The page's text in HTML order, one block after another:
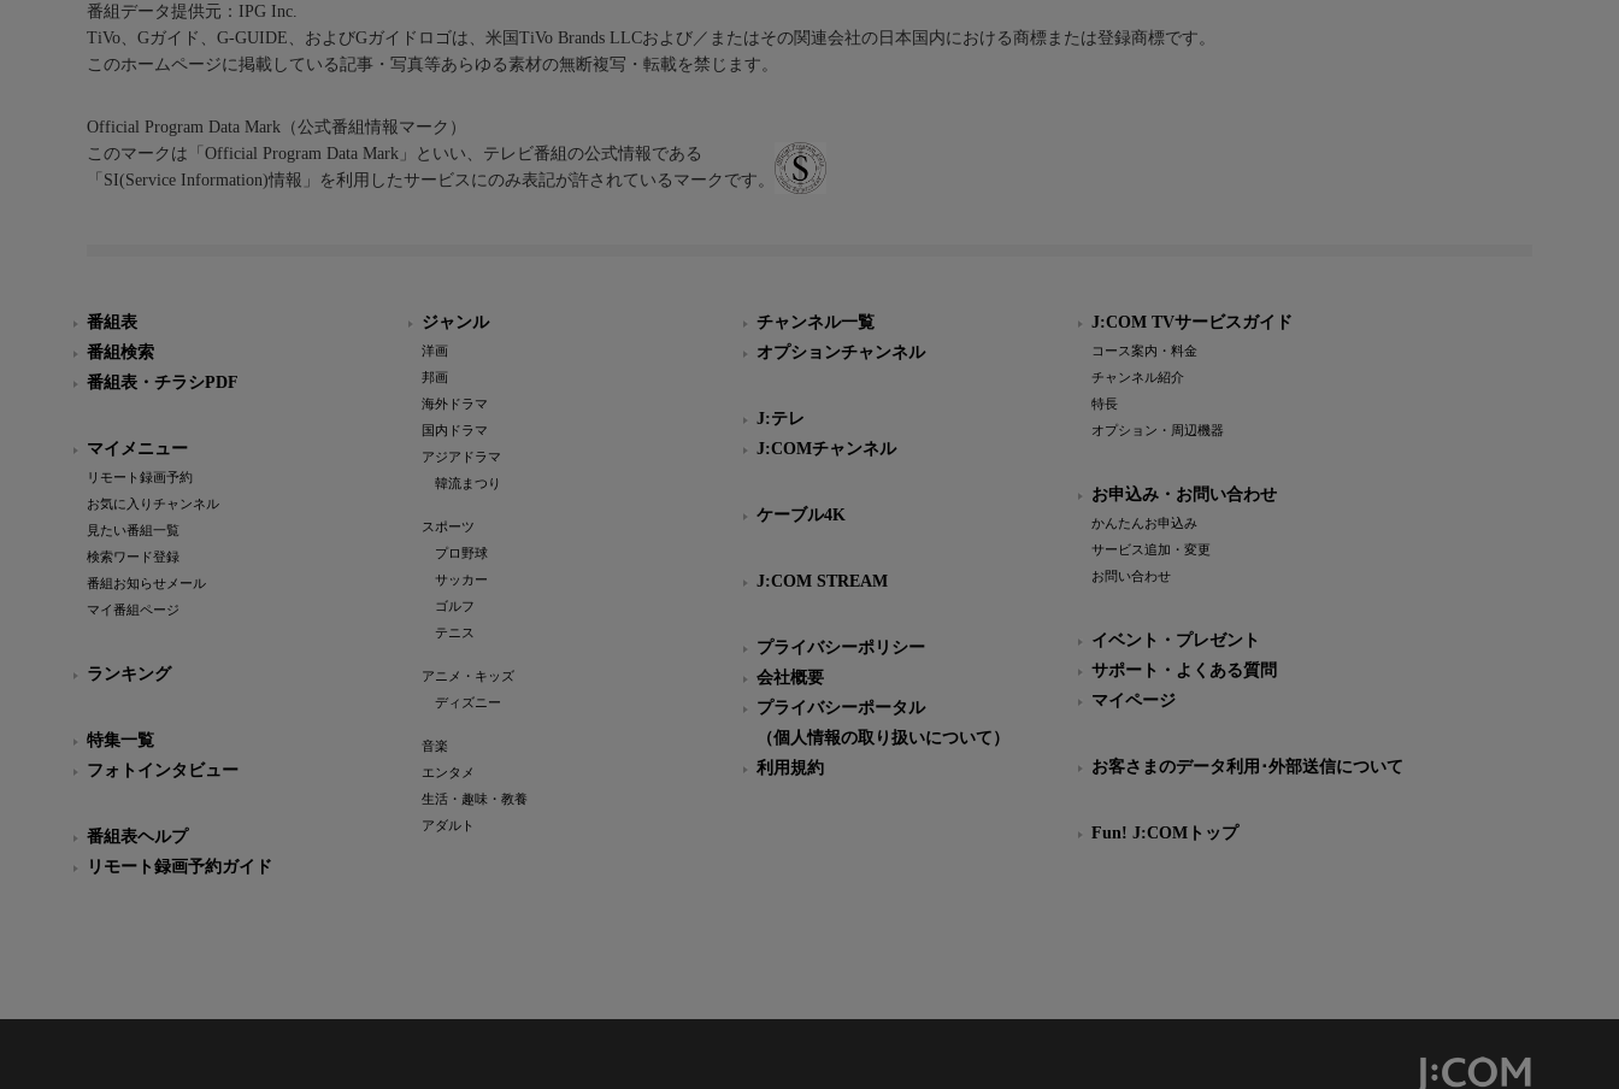
番組データ提供元：IPG Inc.
TiVo、Gガイド、G-GUIDE、およびGガイドロゴは、米国TiVo Brands LLCおよび／またはその関連会社の日本国内における商標または登録商標です。
このホームページに掲載している記事・写真等あらゆる素材の無断複写・転載を禁じます。
Official Program Data Mark（公式番組情報マーク）
このマークは「Official Program Data Mark」といい、テレビ番組の公式情報である
「SI(Service Information)情報」を利用したサービスにのみ表記が許されているマークです。
番組表
番組検索
番組表・チラシPDF
マイメニュー
リモート録画予約
お気に入りチャンネル
見たい番組一覧
検索ワード登録
番組お知らせメール
マイ番組ページ
ランキング
特集一覧
フォトインタビュー
番組表ヘルプ
リモート録画予約ガイド
ジャンル
洋画
邦画
海外ドラマ
国内ドラマ
アジアドラマ
韓流まつり
スポーツ
プロ野球
サッカー
ゴルフ
テニス
アニメ・キッズ
ディズニー
音楽
エンタメ
生活・趣味・教養
アダルト
チャンネル一覧
オプションチャンネル
J:テレ
J:COMチャンネル
ケーブル4K
J:COM STREAM
プライバシーポリシー
会社概要
プライバシーポータル
（個人情報の取り扱いについて）
利用規約
J:COM TVサービスガイド
コース案内・料金
チャンネル紹介
特長
オプション・周辺機器
お申込み・お問い合わせ
かんたんお申込み
サービス追加・変更
お問い合わせ
イベント・プレゼント
サポート・よくある質問
マイページ
お客さまのデータ利用･外部送信について
Fun! J:COMトップ